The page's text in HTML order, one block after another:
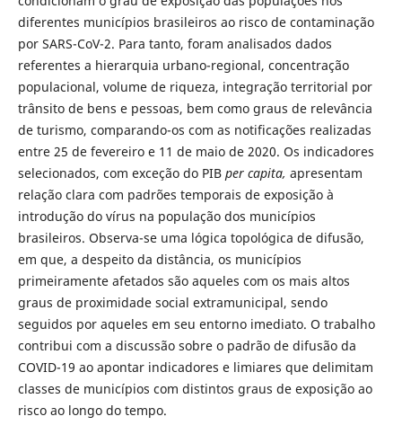
diferentes municípios brasileiros ao risco de contaminação
por SARS-CoV-2. Para tanto, foram analisados dados
referentes a hierarquia urbano-regional, concentração
populacional, volume de riqueza, integração territorial por
trânsito de bens e pessoas, bem como graus de relevância
de turismo, comparando-os com as notificações realizadas
entre 25 de fevereiro e 11 de maio de 2020. Os indicadores
selecionados, com exceção do PIB per capita, apresentam
relação clara com padrões temporais de exposição à
introdução do vírus na população dos municípios
brasileiros. Observa-se uma lógica topológica de difusão,
em que, a despeito da distância, os municípios
primeiramente afetados são aqueles com os mais altos
graus de proximidade social extramunicipal, sendo
seguidos por aqueles em seu entorno imediato. O trabalho
contribui com a discussão sobre o padrão de difusão da
COVID-19 ao apontar indicadores e limiares que delimitam
classes de municípios com distintos graus de exposição ao
risco ao longo do tempo.